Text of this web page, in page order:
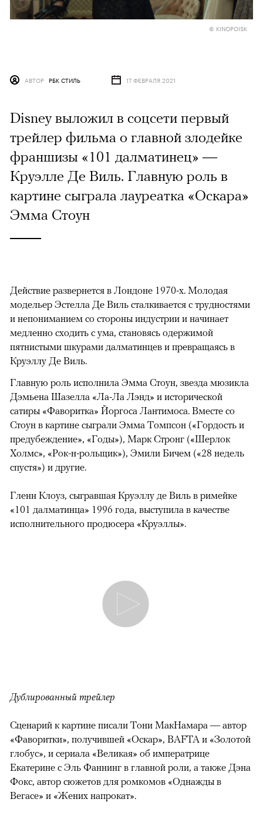
© KINOPOISK
АВТОР РБК СТИЛЬ 17 ФЕВРАЛЯ 2021
Disney выложил в соцсети первый
трейлер фильма о главной злодейке
франшизы «101 далматинец» —
Круэлле Де Виль. Главную роль в
картине сыграла лауреатка «Оскара»
Эмма Стоун
Действие развернется в Лондоне 1970-х. Молодая
модельер Эстелла Де Виль сталкивается с трудностями
и непониманием со стороны индустрии и начинает
медленно сходить с ума, становясь одержимой
пятнистыми шкурами далматинцев и превращаясь в
Круэллу Де Виль.
Главную роль исполнила Эмма Стоун, звезда мюзикла
Дэмьена Шазелла «Ла-Ла Лэнд» и исторической
сатиры «Фаворитка» Йоргоса Лантимоса. Вместе со
Стоун в картине сыграли Эмма Томпсон («Гордость и
предубеждение», «Годы»), Марк Стронг («Шерлок
Холмс», «Рок-н-рольщик»), Эмили Бичем («28 недель
спустя») и другие.
Гленн Клоуз, сыгравшая Круэллу де Виль в римейке
«101 далматинца» 1996 года, выступила в качестве
исполнительного продюсера «Круэллы».
Дублированный трейлер
Сценарий к картине писали Тони МакНамара — автор
«Фаворитки», получившей «Оскар», BAFTA и «Золотой
глобус», и сериала «Великая» об императрице
Екатерине с Эль Фаннинг в главной роли, а также Дэна
Фокс, автор сюжетов для ромкомов «Однажды в
Вегасе» и «Жених напрокат».